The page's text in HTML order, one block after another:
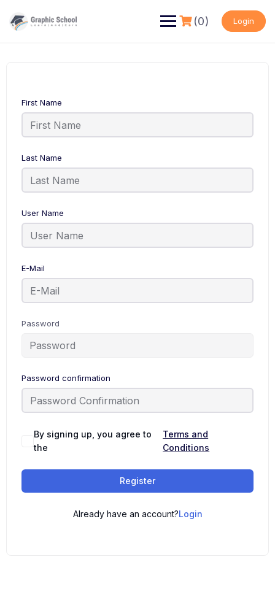
content
(0) Login
First Name
Last Name
User Name
E-Mail
Password
Password confirmation
By signing up, you agree to
the
Terms and
Conditions
Register
Already have an account?Login